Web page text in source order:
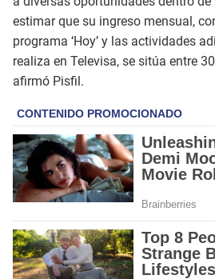
estimar que su ingreso mensual,
programa ‘Hoy’ y las actividades
realiza en Televisa, se sitúa entre
afirmó Pisfil.